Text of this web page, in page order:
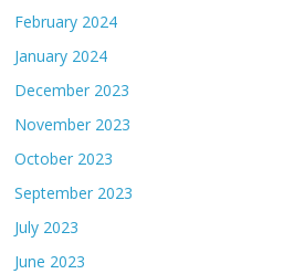
February 2024
January 2024
December 2023
November 2023
October 2023
September 2023
July 2023
June 2023